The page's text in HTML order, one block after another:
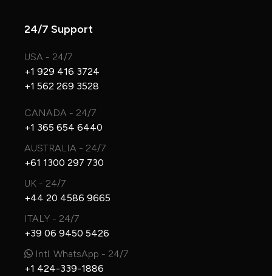
24/7 Support
USA - 24/7
+1 929 416 3724
+1 562 269 3528
CANADA - 24/7
+1 365 654 6440
AUSTRALIA - 24/7
+61 1300 297 730
UK - 24/7
+44 20 4586 9665
ITALY - 24/7
+39 06 9450 5426
Intl. WhatsApp - 24/7
+1 424-339-1886